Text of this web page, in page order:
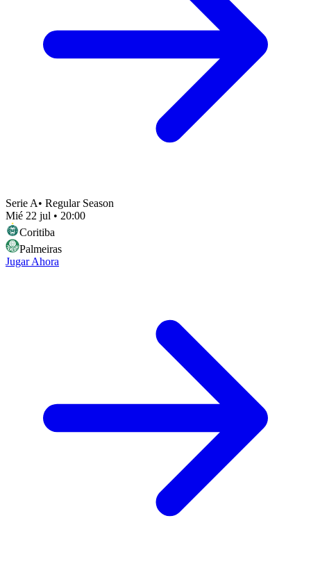
Serie A• Regular Season
Mié 22 jul • 20:00
Coritiba
Palmeiras
Jugar Ahora